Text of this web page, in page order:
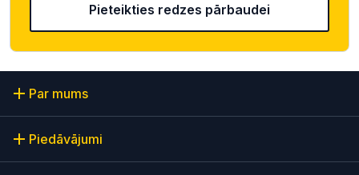
Pieteikties redzes pārbaudei
Par mums
Piedāvājumi